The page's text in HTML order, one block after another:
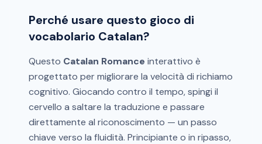
Perché usare questo gioco di
vocabolario Catalan?
Questo Catalan Romance interattivo è
progettato per migliorare la velocità di richiamo
cognitivo. Giocando contro il tempo, spingi il
cervello a saltare la traduzione e passare
direttamente al riconoscimento — un passo
chiave verso la fluidità. Principiante o in ripasso,